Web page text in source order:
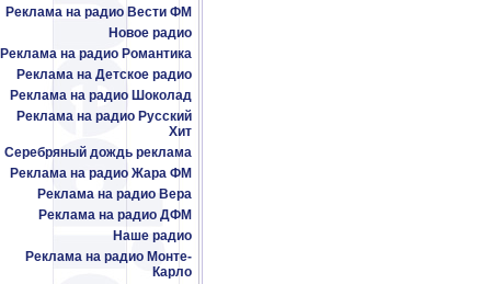
Реклама на радио Вести ФМ
Новое радио
Реклама на радио Романтика
Реклама на Детское радио
Реклама на радио Шоколад
Реклама на радио Русский
Хит
Серебряный дождь реклама
Реклама на радио Жара ФМ
Реклама на радио Вера
Реклама на радио ДФМ
Наше радио
Реклама на радио Монте-
Карло